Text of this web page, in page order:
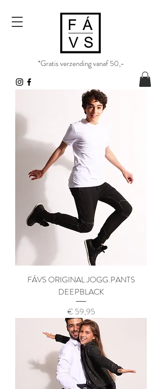
*Gratis verzending vanaf 50,-​
FÁVS ORIGINAL JOGG.PANTS
DEEPBLACK
Prijs
€ 59,95